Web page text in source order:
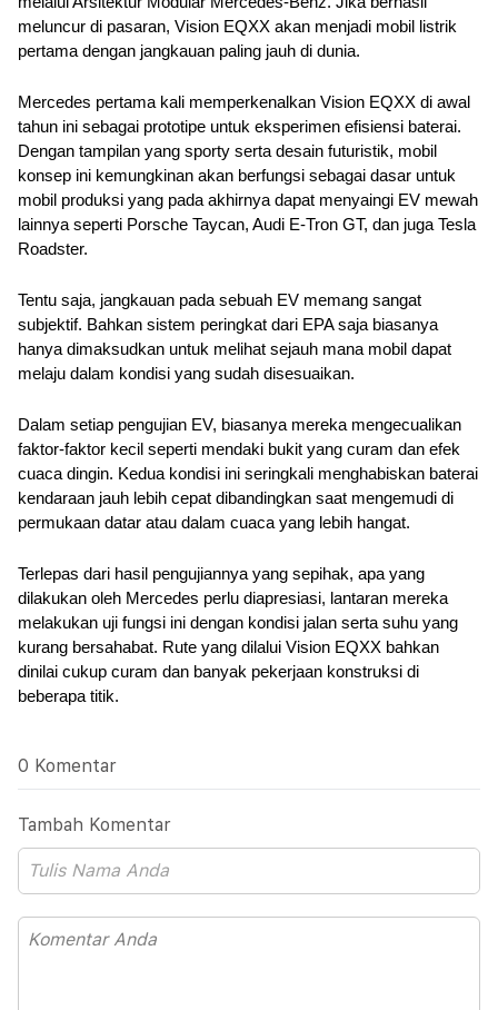
meluncur di pasaran, Vision EQXX akan menjadi mobil listrik
pertama dengan jangkauan paling jauh di dunia.
Mercedes pertama kali memperkenalkan Vision EQXX di awal
tahun ini sebagai prototipe untuk eksperimen efisiensi baterai.
Dengan tampilan yang sporty serta desain futuristik, mobil
konsep ini kemungkinan akan berfungsi sebagai dasar untuk
mobil produksi yang pada akhirnya dapat menyaingi EV mewah
lainnya seperti Porsche Taycan, Audi E-Tron GT, dan juga Tesla
Roadster.
Tentu saja, jangkauan pada sebuah EV memang sangat
subjektif. Bahkan sistem peringkat dari EPA saja biasanya
hanya dimaksudkan untuk melihat sejauh mana mobil dapat
melaju dalam kondisi yang sudah disesuaikan.
Dalam setiap pengujian EV, biasanya mereka mengecualikan
faktor-faktor kecil seperti mendaki bukit yang curam dan efek
cuaca dingin. Kedua kondisi ini seringkali menghabiskan baterai
kendaraan jauh lebih cepat dibandingkan saat mengemudi di
permukaan datar atau dalam cuaca yang lebih hangat.
Terlepas dari hasil pengujiannya yang sepihak, apa yang
dilakukan oleh Mercedes perlu diapresiasi, lantaran mereka
melakukan uji fungsi ini dengan kondisi jalan serta suhu yang
kurang bersahabat. Rute yang dilalui Vision EQXX bahkan
dinilai cukup curam dan banyak pekerjaan konstruksi di
beberapa titik.
0 Komentar
Tambah Komentar